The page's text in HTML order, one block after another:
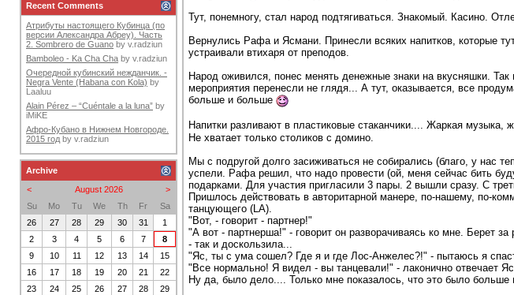
Тут, понемногу, стал народ подтягиваться. Знакомый. Касино.
Вернулись Рафа и Ясмани. Принесли всяких напитков, которые
устраивали втихаря от преподов.
Народ оживился, понес менять денежные знаки на вкусняшки.
мероприятия перенесли не глядя... А тут, оказывается, все
больше и больше
Напитки разливают в пластиковые стаканчики.... Жаркая
Не хватает только столиков с домино.
Мы с подругой долго засиживаться не собирались (благо, у нас
успели. Рафа решил, что надо провести (ой, меня сейчас бить
подарками. Для участия пригласили 3 пары. 2 вышли сразу. С
Пришлось действовать в авторитарной манере, по-нашему, по-
танцующего (LA).
"Вот, - говорит - партнер!"
"А вот - партнерша!" - говорит он разворачиваясь ко мне. Берет
- так и доскользила...
"Яс, ты с ума сошел? Где я и где Лос-Анжелес?!" - пытаюсь я
"Все нормально! Я видел - вы танцевали!" - лаконично отвечает
Ну да, было дело.... Только мне показалось, что это было больше
Recent Comments
Атрибуты настоящего Кубинца (по
версии Александра Абреу). Часть
2. Sombrero de Guano by v.radziun
Bamboleo - Ka Cha Cha by v.radziun
Очередной кубинский нежданчик. -
Negra Vente (Habana con Kola) by
Laaluu
Alain Pérez – “Cuéntale a la luna” by
iMiKE
Афро-Кубано в Нижнем Новгороде.
2015 год by v.radziun
Archive
<
>
August 2026
Su
Mo Tu We Th Fr
Sa
26
27 28 29 30 31
1
2
3 4 5 6 7
8
9
10 11 12 13 14
15
16
17 18 19 20 21
22
23
24 25 26 27 28
29